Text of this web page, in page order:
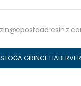
STOĞA GIRINCE HABERVER